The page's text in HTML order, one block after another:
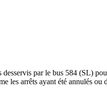
par le bus 584 (SL)
les arrêts ayant été annulés ou